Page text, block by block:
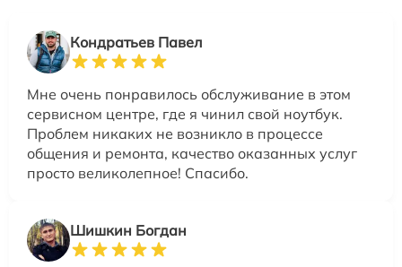
Кондратьев Павел
Мне очень понравилось обслуживание в этом
сервисном центре, где я чинил свой ноутбук.
Проблем никаких не возникло в процессе
общения и ремонта, качество оказанных услуг
просто великолепное! Спасибо.
Шишкин Богдан